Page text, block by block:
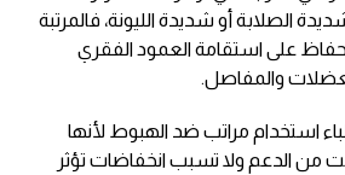
الصلابة أو شديدة الليونة، فالمرتبة
على استقامة العمود الفقري
والمفاصل.
استخدام مراتب ضد الهبوط لأنها
من الدعم ولا تسبب انخفاضات تؤثر